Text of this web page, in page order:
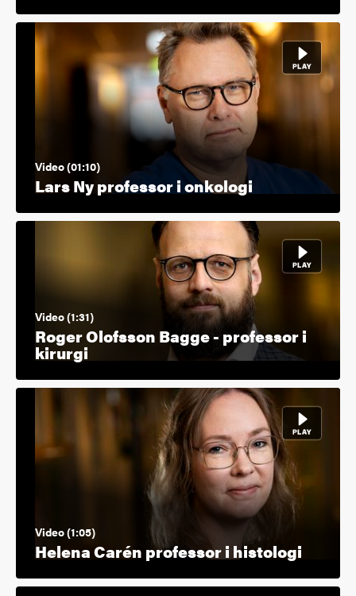
Video (01:10)
Lars Ny professor i onkologi
Video (1:31)
Roger Olofsson Bagge - professor i
kirurgi
Video (1:05)
Helena Carén professor i histologi